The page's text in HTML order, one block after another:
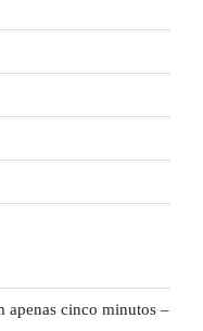
apenas cinco minutos –